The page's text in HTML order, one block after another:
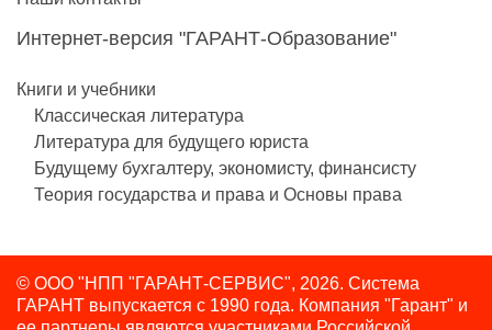
Интернет-версия "ГАРАНТ-Образование"
Книги и учебники
Классическая литература
Литература для будущего юриста
Будущему бухгалтеру, экономисту, финансисту
Теория государства и права и Основы права
© ООО "НПП "ГАРАНТ-СЕРВИС", 2026. Система
ГАРАНТ выпускается с 1990 года. Компания "Гарант" и